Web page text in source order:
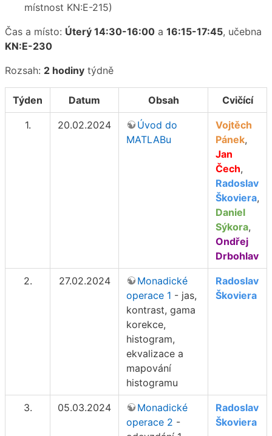
místnost KN:E-215)
Čas a místo: Úterý 14:30-16:00 a 16:15-17:45, učebna
KN:E-230
Rozsah: 2 hodiny týdně
Týden Datum Obsah Cvičící
1. 20.02.2024
Úvod do
MATLABu
Vojtěch
Pánek,
Jan
Čech,
Radoslav
Škoviera,
Daniel
Sýkora,
Ondřej
Drbohlav
2. 27.02.2024
Monadické
operace 1 - jas,
kontrast, gama
korekce,
histogram,
ekvalizace a
mapování
histogramu
Radoslav
Škoviera
3. 05.03.2024
Monadické
operace 2 -
Radoslav
Škoviera